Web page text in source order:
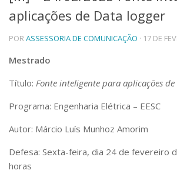
Telefones e Mapas
Pessoas
Ensino
Graduação
Educação a distância
Pesquisa e Inovação
Linhas de Pesquisa
Pós-doutorado
aplicações de Data logger
PORASSESSORIA DE COMUNICAÇÃO · 17 DE
Mestrado
Título: Fonte inteligente para aplicações
Programa: Engenharia Elétrica – EESC
Autor: Márcio Luís Munhoz Amorim
Defesa: Sexta-feira, dia 24 de fevereiro
horas